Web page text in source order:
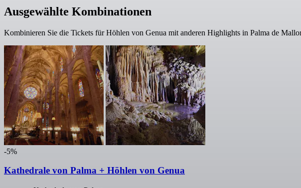
Ausgewählte Kombinationen
Kombinieren Sie die Tickets für Höhlen von Genua mit anderen Highlights in Palma de
-5%
Kathedrale von Palma + Höhlen von Genua